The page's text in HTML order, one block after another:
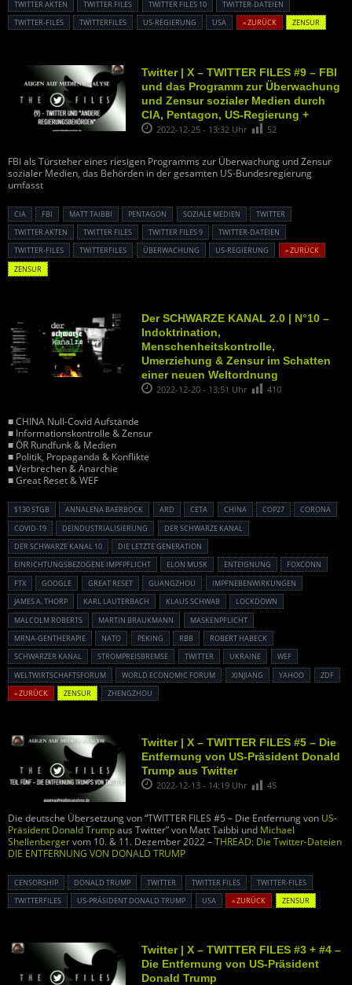
TWITTER AKTEN
TWITTER FILES TWITTER FILES 10
TWITTER-DATEIEN
TWITTER-FILES
TWITTERFILES US-REGIERUNG USA « ZURÜCK ZENSUR
Twitter | X – TWITTER FILES #9 – FBI
und das Programm zur Überwachung
und Zensur sozialer Medien durch
CIA, Pentagon, US-Regierung +
2022-12-25 - 13:32 Uhr 52
FBI als Türsteher eines riesigen Programms zur Überwachung und Zensur
sozialer Medien, das Behörden in der gesamten US-Bundesregierung
umfasst
CIA FBI MATT TAIBBI PENTAGON SOZIALE MEDIEN
TWITTER
TWITTER AKTEN
TWITTER FILES TWITTER FILES 9
TWITTER-DATEIEN
TWITTER-FILES
TWITTERFILES ÜBERWACHUNG US-REGIERUNG
« ZURÜCK
ZENSUR
Der SCHWARZE KANAL 2.0 | N°10 –
Indoktrination,
Menschenheitskontrolle,
Umerziehung & Zensur im Schatten
einer neuen Weltordnung
2022-12-20 - 13:51 Uhr 410
■ CHINA Null-Covid Aufstände
■ Informationskontrolle & Zensur
■ ÖR Rundfunk & Medien
■ Politik, Propaganda & Konflikte
■ Verbrechen & Anarchie
■ Great Reset & WEF
§130 STGB ANNALENA BAERBOCK ARD CETA CHINA COP27
CORONA
COVID-19
DEINDUSTRIALISIERUNG
DER SCHWARZE KANAL
DER SCHWARZE KANAL 10
DIE LETZTE GENERATION
EINRICHTUNGSBEZOGENE IMPFPFLICHT
ELON MUSK ENTEIGNUNG
FOXCONN
FTX
GOOGLE GREAT RESET GUANGZHOU
IMPFNEBENWIRKUNGEN
JAMES A. THORP
KARL LAUTERBACH KLAUS SCHWAB
LOCKDOWN
MALCOLM ROBERTS
MARTIN BRAUKMANN
MASKENPFLICHT
MRNA-GENTHERAPIE
NATO PEKING RBB
ROBERT HABECK
SCHWARZER KANAL
STROMPREISBREMSE TWITTER UKRAINE
WEF
WELTWIRTSCHAFTSFORUM
WORLD ECONOMIC FORUM XINJIANG YAHOO
ZDF
« ZURÜCK
ZENSUR ZHENGZHOU
Twitter | X – TWITTER FILES #5 – Die
Entfernung von US-Präsident Donald
Trump aus Twitter
2022-12-13 - 14:19 Uhr 45
Die deutsche Übersetzung von “TWITTER FILES #5 – Die Entfernung von US-
Präsident Donald Trumpaus Twitter” von Matt Taibbi und Michael
Shellenbergervom 10. & 11. Dezember 2022 –THREAD: Die Twitter-Dateien
DIE ENTFERNUNG VON DONALD TRUMP
CENSORSHIP DONALD TRUMP TWITTER TWITTER FILES
TWITTER-FILES
TWITTERFILES
US-PRÄSIDENT DONALD TRUMP USA « ZURÜCK ZENSUR
Twitter | X – TWITTER FILES #3 + #4 –
Die Entfernung von US-Präsident
Donald Trump